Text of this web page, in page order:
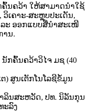
ນຄວ້າ ໃຫ້ສາມາດນໍາໃຊ້
ເຄາະ-ສະຫຼຸບປະເດັນ,
ລະ ອອກແບບສື່ນໍາສະເໜີ
ານ.
ກຄົ້ນຄວ້າວິໄຈ ມຊ (40
) ສູນເຕັກໂນໂລຊີຂໍ້ມູນ
ລິນສະຫວັດ, ປທ. ນິລັນກຸນ
ະລົງ